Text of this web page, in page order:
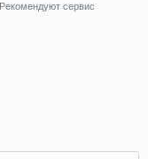
Рекомендуют сервис